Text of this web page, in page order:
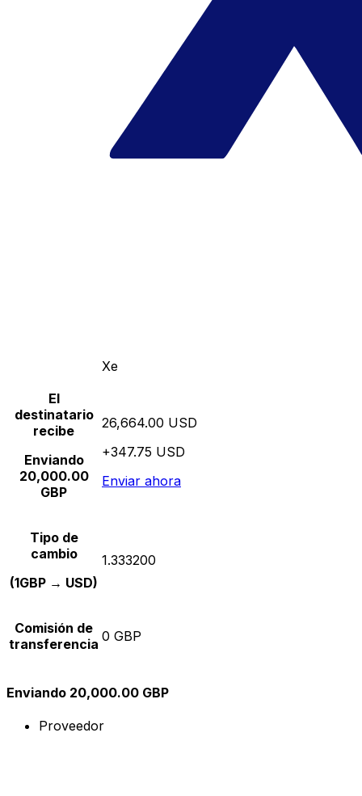
Xe
El
destinatario
recibe
Enviando
20,000.00
GBP
26,664.00 USD
+347.75 USD
Enviar ahora
Tipo de
cambio
(1GBP → USD)
1.333200
Comisión de
transferencia 0 GBP
Enviando 20,000.00 GBP
Proveedor